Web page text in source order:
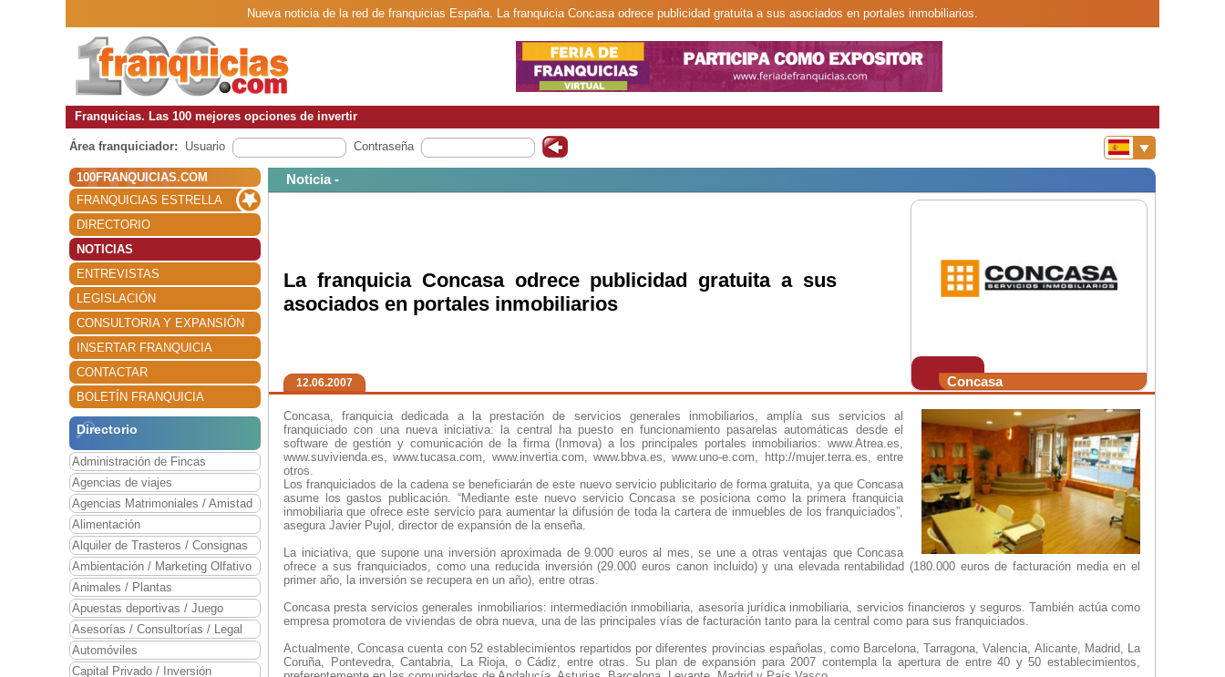
Nueva noticia de la red de franquicias España. La franquicia Concasa odrece publicidad gratuita a sus asociados en portales inmobiliarios.
Franquicias. Las 100 mejores opciones de invertir
Área franquiciador: Usuario Contraseña
100FRANQUICIAS.COM
FRANQUICIAS ESTRELLA
DIRECTORIO
NOTICIAS
ENTREVISTAS
LEGISLACIÓN
CONSULTORIA Y EXPANSIÓN
INSERTAR FRANQUICIA
CONTACTAR
BOLETÍN FRANQUICIA
Directorio
Administración de Fincas
Agencias de viajes
Agencias Matrimoniales / Amistad
Alimentación
Alquiler de Trasteros / Consignas
Ambientación / Marketing Olfativo
Animales / Plantas
Apuestas deportivas / Juego
Asesorías / Consultorías / Legal
Automóviles
Capital Privado / Inversión
Noticia -
Concasa
La franquicia Concasa odrece publicidad gratuita a sus
asociados en portales inmobiliarios
12.06.2007
Concasa, franquicia dedicada a la prestación de servicios generales inmobiliarios, amplía sus servicios al
franquiciado con una nueva iniciativa: la central ha puesto en funcionamiento pasarelas automáticas desde el
software de gestión y comunicación de la firma (Inmova) a los principales portales inmobiliarios: www.Atrea.es,
www.suvivienda.es, www.tucasa.com, www.invertia.com, www.bbva.es, www.uno-e.com, http://mujer.terra.es, entre
otros.
Los franquiciados de la cadena se beneficiarán de este nuevo servicio publicitario de forma gratuita, ya que Concasa
asume los gastos publicación. “Mediante este nuevo servicio Concasa se posiciona como la primera franquicia
inmobiliaria que ofrece este servicio para aumentar la difusión de toda la cartera de inmuebles de los franquiciados”,
asegura Javier Pujol, director de expansión de la enseña.
La iniciativa, que supone una inversión aproximada de 9.000 euros al mes, se une a otras ventajas que Concasa
ofrece a sus franquiciados, como una reducida inversión (29.000 euros canon incluido) y una elevada rentabilidad (180.000 euros de facturación media en el
primer año, la inversión se recupera en un año), entre otras.
Concasa presta servicios generales inmobiliarios: intermediación inmobiliaria, asesoría jurídica inmobiliaria, servicios financieros y seguros. También actúa como
empresa promotora de viviendas de obra nueva, una de las principales vías de facturación tanto para la central como para sus franquiciados.
Actualmente, Concasa cuenta con 52 establecimientos repartidos por diferentes provincias españolas, como Barcelona, Tarragona, Valencia, Alicante, Madrid, La
Coruña, Pontevedra, Cantabria, La Rioja, o Cádiz, entre otras. Su plan de expansión para 2007 contempla la apertura de entre 40 y 50 establecimientos,